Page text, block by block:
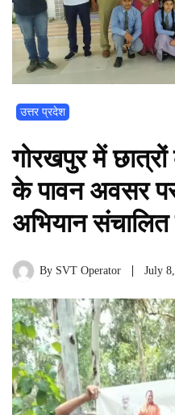
उत्तर प्रदेश
गोरखपुर में
के पावन अवसर
अभियान संचालित
By SVT Operator July